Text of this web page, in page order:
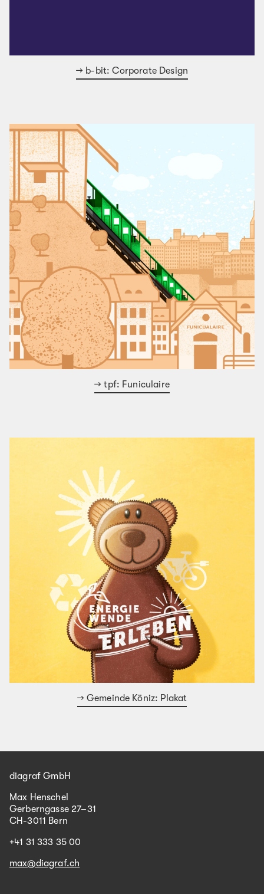
b-bit: Corporate Design
tpf: Funiculaire
Gemeinde Köniz: Plakat
diagraf GmbH
Max Henschel
Gerberngasse 27–31
CH-3011 Bern
+41 31 333 35 00
max@diagraf.ch